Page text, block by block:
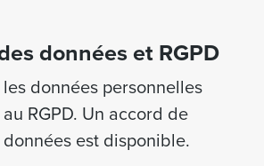
données et RGPD
données personnelles
RGPD. Un accord de
est disponible.